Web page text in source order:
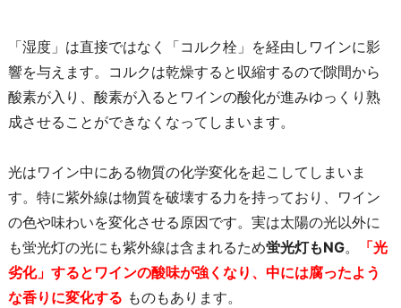
「湿度」は直接ではなく「コルク栓」を経由しワインに影
響を与えます。コルクは乾燥すると収縮するので隙間から
酸素が入り、酸素が入るとワインの酸化が進みゆっくり熟
成させることができなくなってしまいます。
光はワイン中にある物質の化学変化を起こしてしまいま
す。特に紫外線は物質を破壊する力を持っており、ワイン
の色や味わいを変化させる原因です。実は太陽の光以外に
も蛍光灯の光にも紫外線は含まれるため蛍光灯もNG。
「光
劣化」するとワインの酸味が強くなり、中には腐ったよう
な香りに変化する ものもあります。